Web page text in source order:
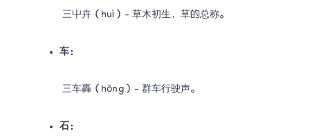
三屮卉（huì）- 草木初生，草的总称。
车：
三车轟（hōng）- 群车行驶声。
石：